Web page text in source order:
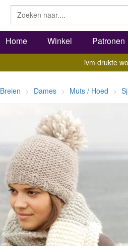
Home Winkel Patronen
ivm drukte
Breien Dames Muts / Hoed